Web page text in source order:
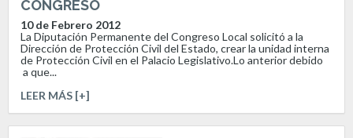
CONGRESO
10 de Febrero 2012
La Diputación Permanente del Congreso Local solicitó a la
Dirección de Protección Civil del Estado, crear la unidad interna
de Protección Civil en el Palacio Legislativo.Lo anterior debido
a que...
LEER MÁS [+]